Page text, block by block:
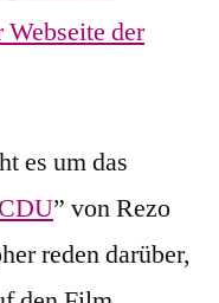
der
es um das
” von Rezo
reden darüber,